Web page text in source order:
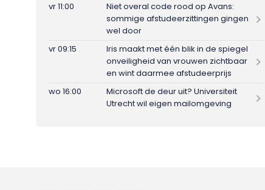
vr 11:00
Niet overal code rood op Avans:
sommige afstudeerzittingen gingen
wel door
vr 09:15
Iris maakt met één blik in de spiegel
onveiligheid van vrouwen zichtbaar
en wint daarmee afstudeerprijs
wo 16:00
Microsoft de deur uit? Universiteit
Utrecht wil eigen mailomgeving